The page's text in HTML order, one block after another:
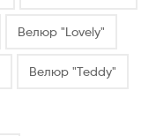
Велюр "Lovely"
Велюр "Teddy"